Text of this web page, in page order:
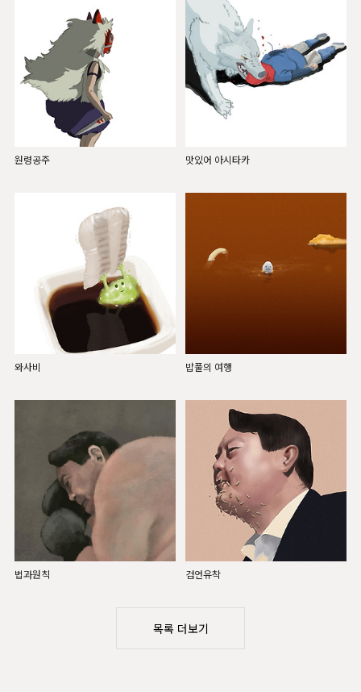
원령공주 맛있어 아시타카
와사비 밥풀의 여행
법과원칙 검언유착
목록 더보기